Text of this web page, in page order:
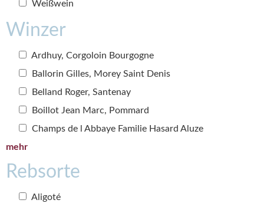
Weißwein
Winzer
Ardhuy, Corgoloin Bourgogne
Ballorin Gilles, Morey Saint Denis
Belland Roger, Santenay
Boillot Jean Marc, Pommard
Champs de l Abbaye Familie Hasard Aluze
mehr
Rebsorte
Aligoté